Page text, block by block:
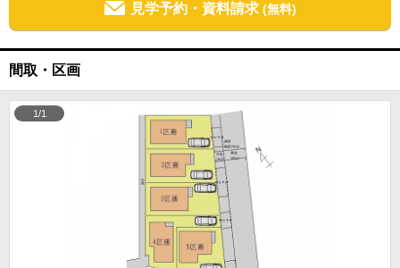
見学予約・資料請求 (無料)
間取・区画
1/1